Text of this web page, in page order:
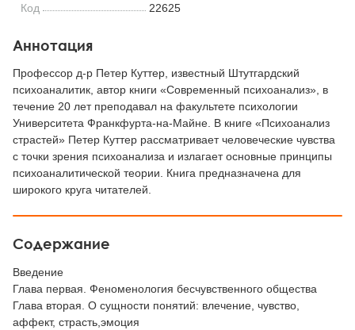
Код
22625
Аннотация
Профессор д-р Петер Куттер, известный Штутгардский
психоаналитик, автор книги «Современный психоанализ», в
течение 20 лет преподавал на факультете психологии
Университета Франкфурта-на-Майне. В книге «Психоанализ
страстей» Петер Куттер рассматривает человеческие чувства
с точки зрения психоанализа и излагает основные принципы
психоаналитической теории. Книга предназначена для
широкого круга читателей.
Содержание
Введение
Глава первая. Феноменология бесчувственного общества
Глава вторая. О сущности понятий: влечение, чувство,
аффект, страсть,эмоция